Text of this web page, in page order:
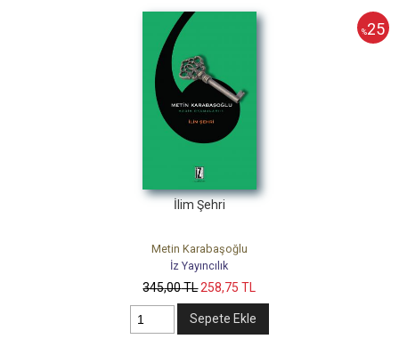
%25
İlim Şehri
Metin Karabaşoğlu
İz Yayıncılık
345,00TL258,75 TL
Sepete Ekle